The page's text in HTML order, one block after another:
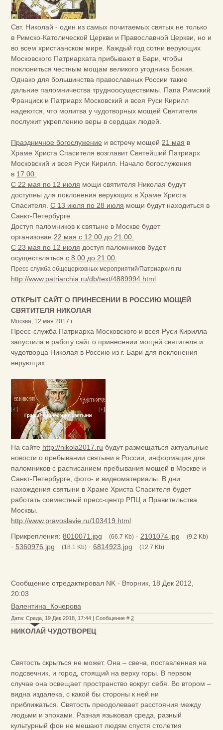
Свт. Николай - один из самых почитаемых святых не только
в Римско-Католической Церкви и Православной Церкви, но и
во всем христианском мире. Каждый год сотни верующих
Московского Патриархата прибывают в Бари, чтобы
поклониться честным мощам великого угодника Божия.
Однако для большинства православных России такие
дальние паломничества трудноосуществимы. Папа Римский
Франциск и Патриарх Московский и всея Руси Кирилл
надеются, что молитва у чудотворных мощей Святителя
послужит укреплению веры в сердцах людей.
Праздничное богослужение и встречу мощей 21 мая в
Храме Христа Спасителя возглавит Святейший Патриарх
Московский и всея Руси Кирилл. Начало богослужения
в 17.00.
С 22 мая по 12 июля мощи святителя Николая будут
доступны для поклонения верующих в Храме Христа
Спасителя. С 13 июля по 28 июля мощи будут находиться в
Санкт-Петербурге.
Доступ паломников к святыне в Москве будет
организован 22 мая с 12.00 до 21.00.
С 23 мая по 12 июля доступ паломников будет
осуществляться с 8.00 до 21.00.
Пресс-служба общецерковных мероприятий/Патриархия.ru
http://www.patriarchia.ru/db/text/4889994.html
ОТКРЫТ САЙТ О ПРИНЕСЕНИИ В РОССИЮ МОЩЕЙ
СВЯТИТЕЛЯ НИКОЛАЯ
Москва, 12 мая 2017 г.
Пресс-служба Патриарха Московского и всея Руси Кирилла
запустила в работу сайт о принесении мощей святителя и
чудотворца Николая в Россию из г. Бари для поклонения
верующих.
На сайте http://nikola2017.ru будут размещаться актуальные
новости о пребывании святыни в России, информация для
паломников с расписанием пребывания мощей в Москве и
Санкт-Петербурге, фото- и видеоматериалы. В дни
нахождения святыни в Храме Христа Спасителя будет
работать совместный пресс-центр РПЦ и Правительства
Москвы.
http://www.pravoslavie.ru/103419.html
Прикрепления: 8010071.jpg (66.7 Kb) · 2101074.jpg (9.2 Kb)
· 5360976.jpg (18.1 Kb) · 6814923.jpg (12.7 Kb)
Сообщение отредактировал NK - Вторник, 18 Дек 2012,
20:03
Валентина_Кочерова
Дата: Среда, 19 Дек 2018, 17:44 | Сообщение # 2
НИКОЛАЙ ЧУДОТВОРЕЦ
Святость скрыться не может. Она – свеча, поставленная на
подсвечник, и город, стоящий на верху горы. В первом
случае она освещает пространство вокруг себя. Во втором –
видна издалека, с какой бы стороны к ней ни
приближаться. Святость преодолевает расстояния между
людьми и эпохами. Разная языковая среда, разный
культурный фон не мешают людям спустя столетия